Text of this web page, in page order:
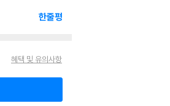
한줄평
혜택 및 유의사항